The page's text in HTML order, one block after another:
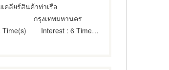
เคลียร์สินค้าท่าเรือ
กรุงเทพมหานคร
Time(s) Interest : 6 Time(s)